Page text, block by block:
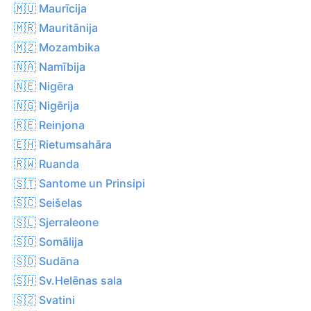
🇲🇺 Maurīcija
🇲🇷 Mauritānija
🇲🇿 Mozambika
🇳🇦 Namībija
🇳🇪 Nigēra
🇳🇬 Nigērija
🇷🇪 Reinjona
🇪🇭 Rietumsahāra
🇷🇼 Ruanda
🇸🇹 Santome un Prinsipi
🇸🇨 Seišelas
🇸🇱 Sjerraleone
🇸🇴 Somālija
🇸🇩 Sudāna
🇸🇭 Sv.Helēnas sala
🇸🇿 Svatini